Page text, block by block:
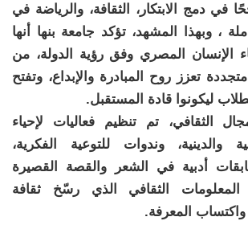
في دمج الابتكار، الثقافة، والرياضة في
، وبهذا المشهد، تؤكد جامعة بنها أنها
الإنسان المصري وفق رؤية الدولة، من
تعزز روح المبادرة والإبداع، وتفتح
ليكونوا قادة المستقبل.
الثقافي، تم تنظيم فعاليات لإحياء
والدينية، وندوات للتوعية الفكرية،
أدبية في الشعر والقصة القصيرة
المعلومات الثقافي الذي رسّخ ثقافة
واكتساب المعرفة.